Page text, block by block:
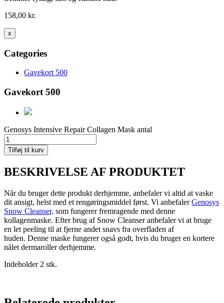
158,00 kr.
x
Categories
Gavekort 500
Gavekort 500
Genosys Intensive Repair Collagen Mask antal
Tilføj til kurv
BESKRIVELSE AF PRODUKTET
Når du bruger dette produkt derhjemme, anbefaler vi altid at vaske
dit ansigt, helst med et rengøringsmiddel først. Vi anbefalerGenosys
Snow Cleanser, som fungerer fremragende med denne
kollagenmaske. Efter brug af Snow Cleanser anbefaler vi at bruge
en let peeling til at fjerne andet snavs fra overfladen af ​​
huden. Denne maske fungerer også godt, hvis du bruger en kortere
nålet dermaroller derhjemme.
Indeholder 2 stk.